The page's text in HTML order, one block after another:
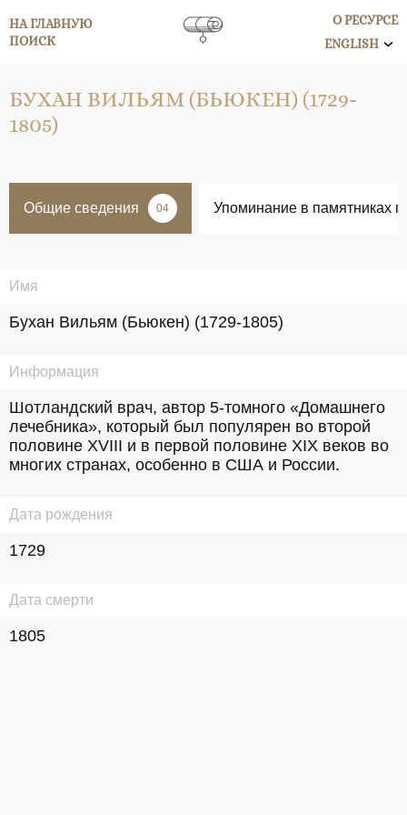
НА ГЛАВНУЮ
ПОИСК
О РЕСУРСЕ
ENGLISH
БУХАН ВИЛЬЯМ (БЬЮКЕН) (1729-
1805)
Общие сведения 04 Упоминание в памятниках
Имя
Бухан Вильям (Бьюкен) (1729-1805)
Информация
Шотландский врач, автор 5-томного «Домашнего
лечебника», который был популярен во второй
половине XVIII и в первой половине XIX веков во
многих странах, особенно в США и России.
Дата рождения
1729
Дата смерти
1805